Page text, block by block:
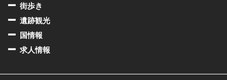
街歩き
遺跡観光
国情報
求人情報